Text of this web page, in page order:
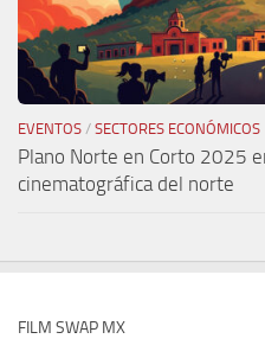
EVENTOS / SECTORES ECONÓMICOS
Plano Norte en Corto 2025
cinematográfica del norte
FILM SWAP MX